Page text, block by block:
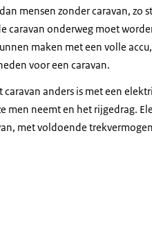
mensen zonder caravan, zo
caravan onderweg moet
maken met een volle
voor een caravan.
anders is met een
neemt en het rijgedrag.
met voldoende